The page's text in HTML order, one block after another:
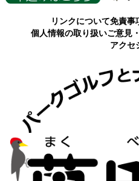
リンクについて免責事
個人情報の取り扱いご意見
アクセ